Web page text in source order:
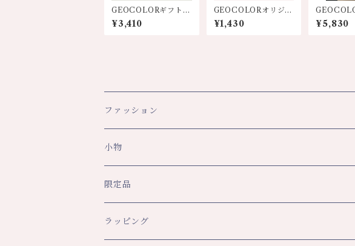
GEOCOLORギフトセ
ット【巾着&ハンカ
チ】8色展開
¥3,410
GEOCOLORオリジナ
ル絞り染めハンカチ
【濃色系】
¥1,430
ニスカーフ
系】
¥5,830
ファッション
スカーフ・ショール
ショール
スカーフ
レディース
トップス
メンズ
小物
文具
ペンケース
生活
限定品
八幡平ドラゴンアイ関連
ラッピング